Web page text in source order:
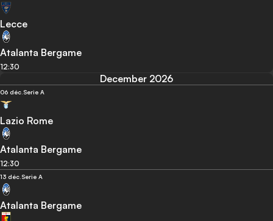
Lecce
Atalanta Bergame
12:30
December 2026
06 déc. Serie A
Lazio Rome
Atalanta Bergame
12:30
13 déc. Serie A
Atalanta Bergame